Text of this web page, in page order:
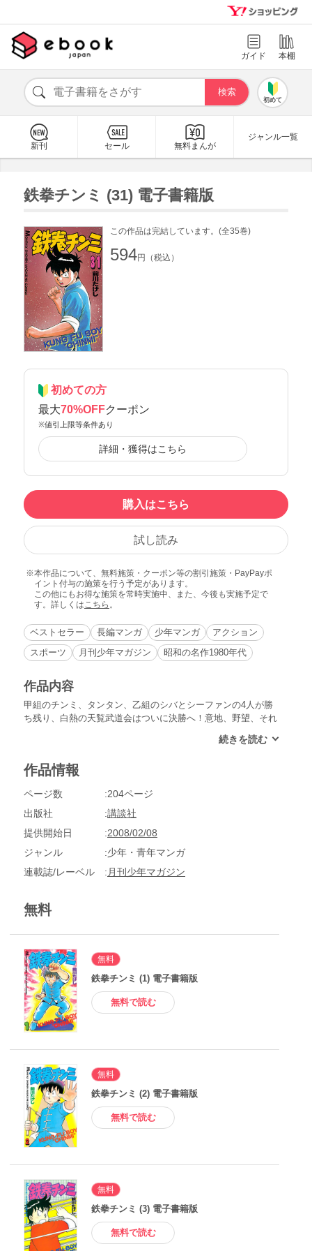
ガイド 本棚
初めて
新刊 セール 無料まんが
ジャンル一覧
鉄拳チンミ (31) 電子書籍版
この作品は完結しています。(全35巻)
594円（税込）
初めての方
最大70%OFFクーポン
※値引上限等条件あり
詳細・獲得はこちら
購入はこちら
試し読み
本作品について、無料施策・クーポン等の割引施策・PayPayポ
イント付与の施策を行う予定があります。
この他にもお得な施策を常時実施中、また、今後も実施予定で
す。詳しくはこちら 。
ベストセラー 長編マンガ 少年マンガ
アクション
スポーツ
月刊少年マガジン 昭和の名作1980年代
作品内容
甲組のチンミ、タンタン、乙組のシバとシーファンの4人が勝
ち残り、白熱の天覧武道会はついに決勝へ！意地、野望、それ
作品情報
ページ数
204ページ
出版社
講談社
提供開始日
2008/02/08
ジャンル
少年・青年マンガ
連載誌/レーベル
月刊少年マガジン
無料
無料
鉄拳チンミ (1) 電子書籍版
無料で読む
無料
鉄拳チンミ (2) 電子書籍版
無料で読む
無料
鉄拳チンミ (3) 電子書籍版
無料で読む